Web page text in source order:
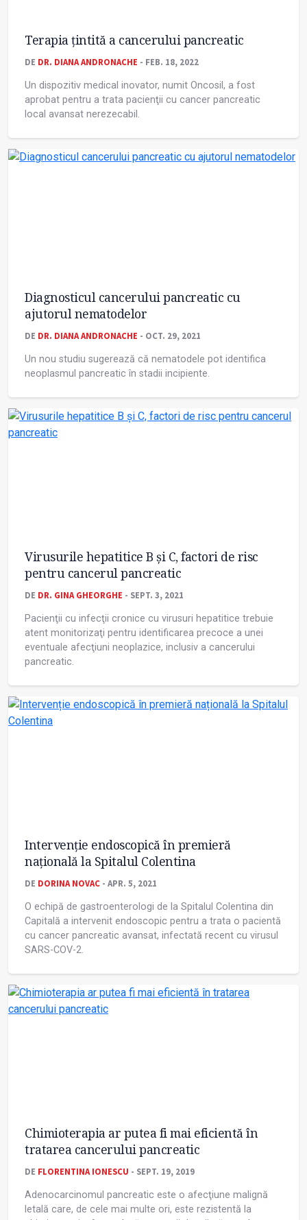
Terapia ţintită a cancerului pancreatic
DE DR. DIANA ANDRONACHE - FEB. 18, 2022
Un dispozitiv medical inovator, numit Oncosil, a fost
aprobat pentru a trata pacienţii cu cancer pancreatic
local avansat nerezecabil.
Diagnosticul cancerului pancreatic cu
ajutorul nematodelor
DE DR. DIANA ANDRONACHE - OCT. 29, 2021
Un nou studiu sugerează că nematodele pot identifica
neoplasmul pancreatic în stadii incipiente.
Virusurile hepatitice B și C, factori de risc
pentru cancerul pancreatic
DE DR. GINA GHEORGHE - SEPT. 3, 2021
Pacienţii cu infecţii cronice cu virusuri hepatitice trebuie
atent monitorizaţi pentru identificarea precoce a unei
eventuale afecţiuni neoplazice, inclusiv a cancerului
pancreatic.
Intervenție endoscopică în premieră
națională la Spitalul Colentina
DE DORINA NOVAC - APR. 5, 2021
O echipă de gastroenterologi de la Spitalul Colentina din
Capitală a intervenit endoscopic pentru a trata o pacientă
cu cancer pancreatic avansat, infectată recent cu virusul
SARS-COV-2.
Chimioterapia ar putea fi mai eficientă în
tratarea cancerului pancreatic
DE FLORENTINA IONESCU - SEPT. 19, 2019
Adenocarcinomul pancreatic este o afecţiune malignă
letală care, de cele mai multe ori, este rezistentă la